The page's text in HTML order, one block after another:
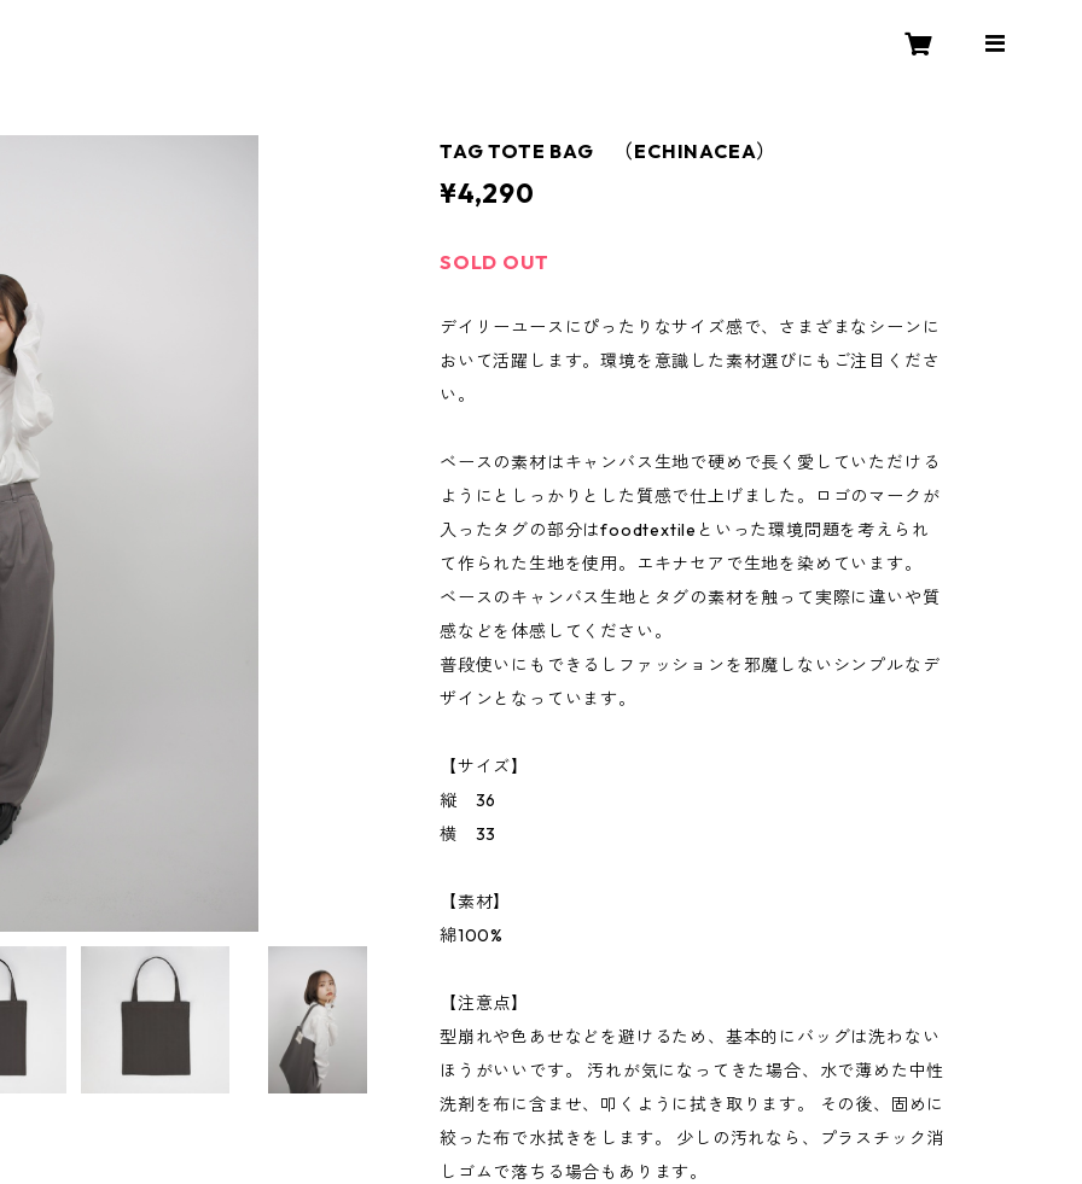
TAG TOTE BAG （ECHINACEA）
¥4,290
SOLD OUT
デイリーユースにぴったりなサイズ感で、さまざまなシーンに
おいて活躍します。環境を意識した素材選びにもご注目くださ
い。
ベースの素材はキャンバス生地で硬めで長く愛していただける
ようにとしっかりとした質感で仕上げました。ロゴのマークが
入ったタグの部分はfoodtextileといった環境問題を考えられ
て作られた生地を使用。エキナセアで生地を染めています。
ベースのキャンバス生地とタグの素材を触って実際に違いや質
感などを体感してください。
普段使いにもできるしファッションを邪魔しないシンプルなデ
ザインとなっています。
【サイズ】
縦 36
横 33
【素材】
綿100%
【注意点】
型崩れや色あせなどを避けるため、基本的にバッグは洗わない
ほうがいいです。 汚れが気になってきた場合、水で薄めた中性
洗剤を布に含ませ、叩くように拭き取ります。 その後、固めに
絞った布で水拭きをします。 少しの汚れなら、プラスチック消
しゴムで落ちる場合もあります。